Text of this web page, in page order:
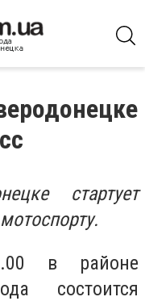
стартует
в районе
состоится